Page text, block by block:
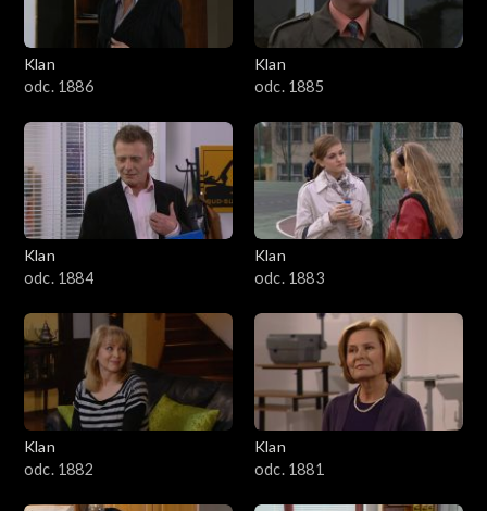
2001–2100
1901–2000
1801–1900
1701–1800
1601–1700
1501–1600
1401–1500
1301–1400
1201–1300
Klan
odc. 1886
Klan
odc. 1885
Klan
odc. 1884
Klan
odc. 1883
Klan
odc. 1882
Klan
odc. 1881